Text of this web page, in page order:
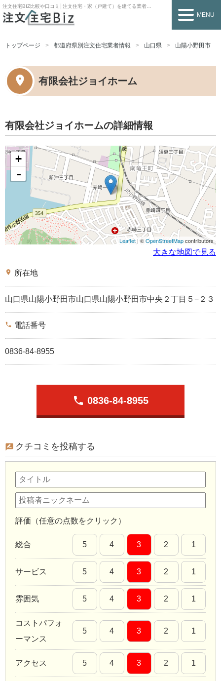
注文住宅BIZ比較や口コミ│注文住宅・家（戸建て）を建てる業者を探すなら
MENU
トップページ 都道府県別注文住宅業者情報 山口県 山陽小野田市
有限会社ジョイホーム
有限会社ジョイホームの詳細情報
+
-
Leaflet | ©OpenStreetMapcontributors
大きな地図で見る
place 所在地
山口県山陽小野田市山口県山陽小野田市中央２丁目５−２３
phone 電話番号
0836-84-8955
phone 0836-84-8955
クチコミを投稿する
評価（任意の点数をクリック）
総合 5 4 3 2 1
サービス 5 4 3 2 1
雰囲気 5 4 3 2 1
コストパフォ
ーマンス
5 4 3 2 1
アクセス 5 4 3 2 1